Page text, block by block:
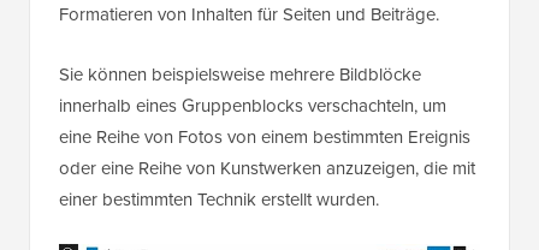
Formatieren von Inhalten für Seiten und Beiträge.
Sie können beispielsweise mehrere Bildblöcke
innerhalb eines Gruppenblocks verschachteln, um
eine Reihe von Fotos von einem bestimmten Ereignis
oder eine Reihe von Kunstwerken anzuzeigen, die mit
einer bestimmten Technik erstellt wurden.